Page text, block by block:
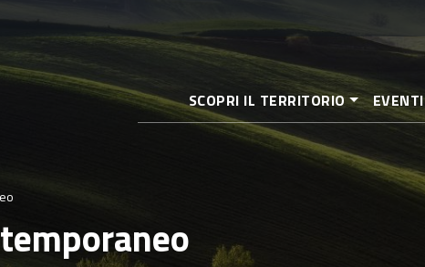
al
contenuto
principale
SCOPRI IL TERRITORIO EVENTI